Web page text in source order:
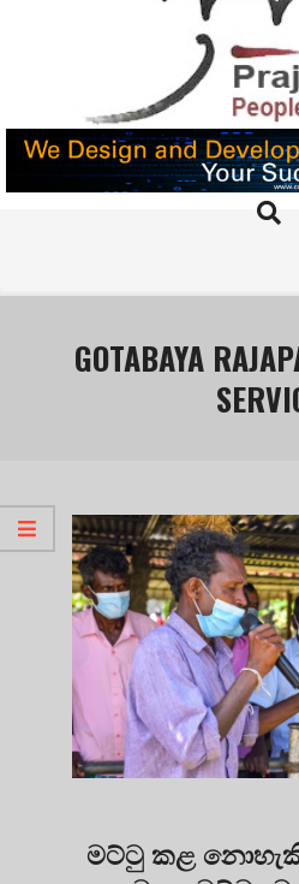
PRAJA.LK
Search
GOTABAYA
මට්ටු කළ නොහැකි